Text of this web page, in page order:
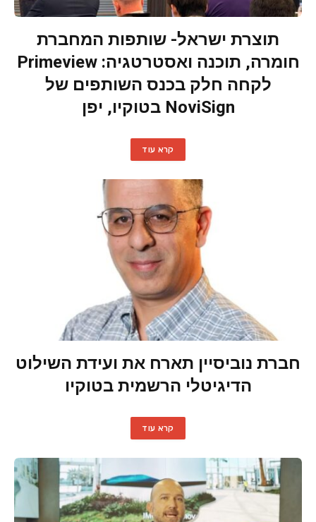
תוצרת ישראל- שותפות המחברת
חומרה, תוכנה ואסטרטגיה: Primeview
לקחה חלק בכנס השותפים של
NoviSign בטוקיו, יפן
קרא עוד
חברת נוביסיין תארח את ועידת השילוט
הדיגיטלי הרשמית בטוקיו
קרא עוד